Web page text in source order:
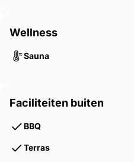
Wellness
Sauna
Faciliteiten buiten
BBQ
Terras